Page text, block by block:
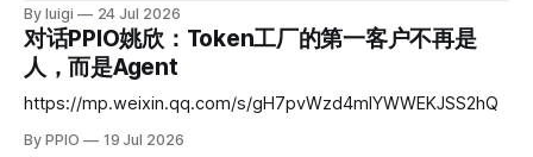
本发布，排行榜的头部位置频繁更替。对应用开发者而言，可
选的模型越来越多，但每个模型都有各自的短板。
也被反复提起：技术能力不断向前，究竟有多少产品真正进入
了业务，进入了用户的工作流，进入了真实世界？ 这一次，
我们把讨论留给正在一线推进的人。 # 01 重磅圆桌 行业大佬
拆解AI落地真相 我们邀请了四位深耕AI产业、落地经验丰富的
重磅嘉宾：PPIO 合伙人陆昆仑、明略科技创始人吴明辉、
Joulebeat 创始人向涛，以及蚂蚁集团副总裁 & 蚂蚁百灵大模
By luigi 24 Jul 2026
对话PPIO姚欣：Token工厂的第一客户不再是
人，而是Agent
https://mp.weixin.qq.com/s/gH7pvWzd4mlYWWEKJSS2hQ
By PPIO 19 Jul 2026